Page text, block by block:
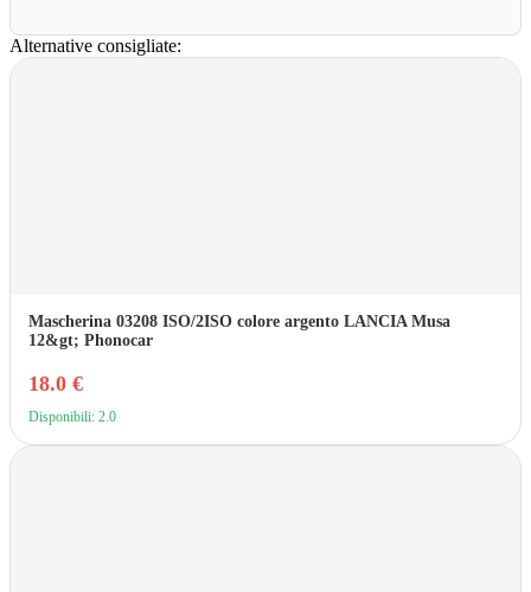
Alternative consigliate:
Mascherina 03208 ISO/2ISO colore argento LANCIA Musa
12&gt; Phonocar
18.0 €
Disponibili: 2.0